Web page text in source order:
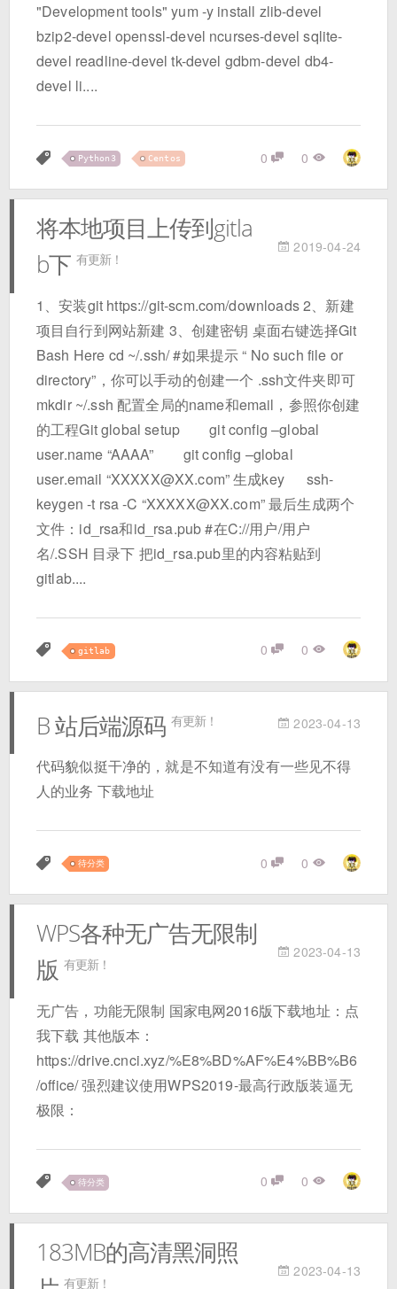
"Development tools" yum -y install zlib-devel
bzip2-devel openssl-devel ncurses-devel sqlite-
devel readline-devel tk-devel gdbm-devel db4-
devel li....
Python3 Centos 0 0
将本地项目上传到gitla
b下 有更新！
2019-04-24
1、安装git https://git-scm.com/downloads 2、新建
项目自行到网站新建 3、创建密钥 桌面右键选择Git
Bash Here cd ~/.ssh/ #如果提示 “ No such file or
directory”，你可以手动的创建一个 .ssh文件夹即可
mkdir ~/.ssh 配置全局的name和email，参照你创建
的工程Git global setup git config –global
user.name “AAAA” git config –global
user.email “XXXXX@XX.com” 生成key ssh-
keygen -t rsa -C “XXXXX@XX.com” 最后生成两个
文件：id_rsa和id_rsa.pub #在C://用户/用户
名/.SSH 目录下 把id_rsa.pub里的内容粘贴到
gitlab....
gitlab 0 0
B 站后端源码 有更新！ 2023-04-13
代码貌似挺干净的，就是不知道有没有一些见不得
人的业务 下载地址
待分类 0 0
WPS各种无广告无限制
版 有更新！
2023-04-13
无广告，功能无限制 国家电网2016版下载地址：点
我下载 其他版本：
https://drive.cnci.xyz/%E8%BD%AF%E4%BB%B6
/office/ 强烈建议使用WPS2019-最高行政版装逼无
极限：
待分类 0 0
183MB的高清黑洞照
有更新！
2023-04-13